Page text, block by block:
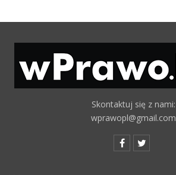
Skontaktuj się z nami:
wprawopl@gmail.com